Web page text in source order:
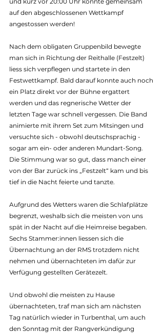
auf den abgeschlossenen Wettkampf
angestossen werden!
Nach dem obligaten Gruppenbild bewegte
man sich in Richtung der Reithalle (Festzelt)
liess sich verpflegen und startete in den
Festwettkampf. Bald darauf konnte auch noch
ein Platz direkt vor der Bühne ergattert
werden und das regnerische Wetter der
letzten Tage war schnell vergessen. Die Band
animierte mit ihrem Set zum Mitsingen und
versuchte sich - obwohl deutschsprachig -
sogar am ein- oder anderen Mundart-Song.
Die Stimmung war so gut, dass manch einer
von der Bar zurück ins „Festzelt“ kam und bis
tief in die Nacht feierte und tanzte.
Aufgrund des Wetters waren die Schlafplätze
begrenzt, weshalb sich die meisten von uns
spät in der Nacht auf die Heimreise begaben.
Sechs Stammer:innen liessen sich die
Übernachtung an der RMS trotzdem nicht
nehmen und übernachteten im dafür zur
Verfügung gestellten Gerätezelt.
Und obwohl die meisten zu Hause
übernachteten, traf man sich am nächsten
Tag natürlich wieder in Turbenthal, um auch
den Sonntag mit der Rangverkündigung